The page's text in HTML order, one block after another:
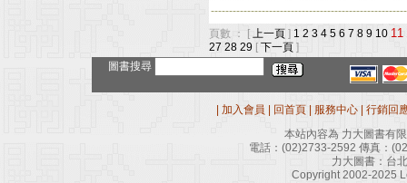
頁數 ： [ 上一頁 ] 1 2 3 4 5 6 7 8 9 10 11
27 28 29 [ 下一頁 ]
圖書搜尋
加入會員 回首頁 服務中心
行銷回
本站內容為 力大圖書有
電話： (02)2733-2592 傳真：
力大圖書：台
Copyright 2002-2025